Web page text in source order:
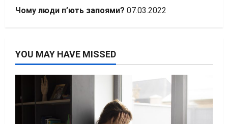
Чому люди п’ють запоями? 07.03.2022
YOU MAY HAVE MISSED